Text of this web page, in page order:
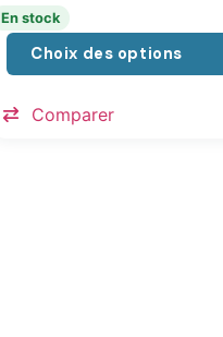
En stock
Choix des options
Comparer